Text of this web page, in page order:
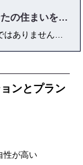
アフターメンテナンス完全ガイド：あなたの住まいを守る秘訣
ンとプラン
性が高い